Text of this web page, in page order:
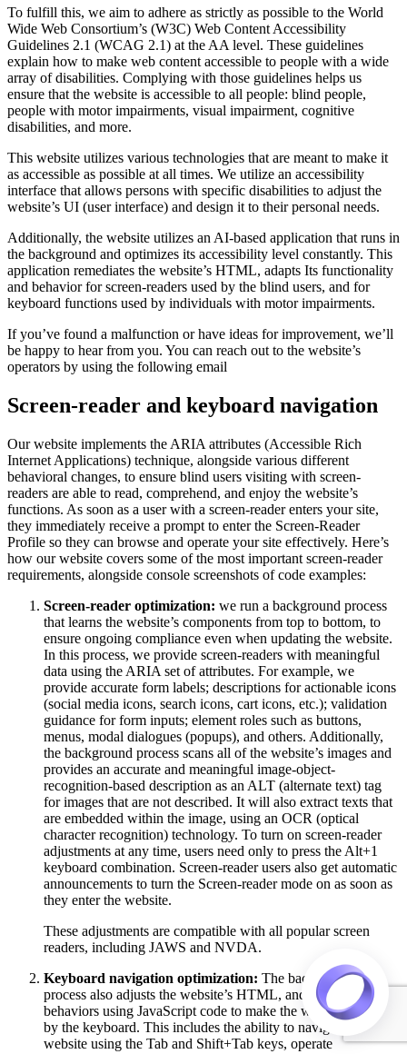
To fulfill this, we aim to adhere as strictly as possible to the World
Wide Web Consortium’s (W3C) Web Content Accessibility
Guidelines 2.1 (WCAG 2.1) at the AA level. These guidelines
explain how to make web content accessible to people with a wide
array of disabilities. Complying with those guidelines helps us
ensure that the website is accessible to all people: blind people,
people with motor impairments, visual impairment, cognitive
disabilities, and more.
This website utilizes various technologies that are meant to make it
as accessible as possible at all times. We utilize an accessibility
interface that allows persons with specific disabilities to adjust the
website’s UI (user interface) and design it to their personal needs.
Additionally, the website utilizes an AI-based application that runs in
the background and optimizes its accessibility level constantly. This
application remediates the website’s HTML, adapts Its functionality
and behavior for screen-readers used by the blind users, and for
keyboard functions used by individuals with motor impairments.
If you’ve found a malfunction or have ideas for improvement, we’ll
be happy to hear from you. You can reach out to the website’s
operators by using the following email
Screen-reader and keyboard navigation
Our website implements the ARIA attributes (Accessible Rich
Internet Applications) technique, alongside various different
behavioral changes, to ensure blind users visiting with screen-
readers are able to read, comprehend, and enjoy the website’s
functions. As soon as a user with a screen-reader enters your site,
they immediately receive a prompt to enter the Screen-Reader
Profile so they can browse and operate your site effectively. Here’s
how our website covers some of the most important screen-reader
requirements, alongside console screenshots of code examples:
Screen-reader optimization: we run a background process
that learns the website’s components from top to bottom, to
ensure ongoing compliance even when updating the website.
In this process, we provide screen-readers with meaningful
data using the ARIA set of attributes. For example, we
provide accurate form labels; descriptions for actionable icons
(social media icons, search icons, cart icons, etc.); validation
guidance for form inputs; element roles such as buttons,
menus, modal dialogues (popups), and others. Additionally,
the background process scans all of the website’s images and
provides an accurate and meaningful image-object-
recognition-based description as an ALT (alternate text) tag
for images that are not described. It will also extract texts that
are embedded within the image, using an OCR (optical
character recognition) technology. To turn on screen-reader
adjustments at any time, users need only to press the Alt+1
keyboard combination. Screen-reader users also get automatic
announcements to turn the Screen-reader mode on as soon as
they enter the website.
These adjustments are compatible with all popular screen
readers, including JAWS and NVDA.
Keyboard navigation optimization: The background
process also adjusts the website’s HTML, and adds various
behaviors using JavaScript code to make the website operable
by the keyboard. This includes the ability to navigate the
website using the Tab and Shift+Tab keys, operate